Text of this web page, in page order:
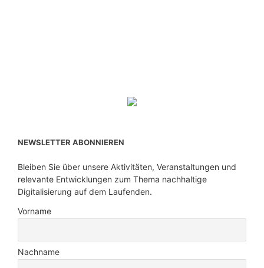
NEWSLETTER ABONNIEREN
Bleiben Sie über unsere Aktivitäten, Veranstaltungen und
relevante Entwicklungen zum Thema nachhaltige
Digitalisierung auf dem Laufenden.
Vorname
Nachname